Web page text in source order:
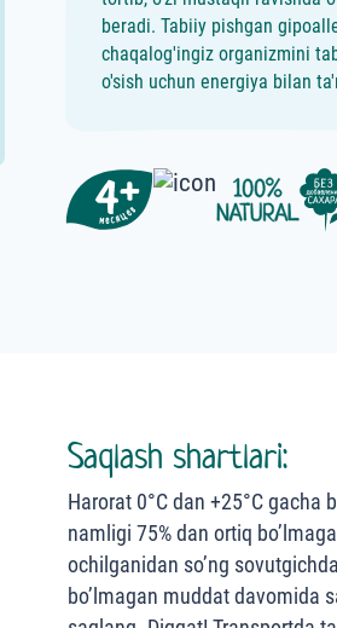
beradi. Tabiiy pishgan
chaqalog'ingiz organizmini
o'sish uchun energiya bilan
Saqlash shartlari:
Harorat 0°С dan +25°С gacha
namligi 75% dan ortiq
ochilganidan so’ng
bo’lmagan muddat davomida